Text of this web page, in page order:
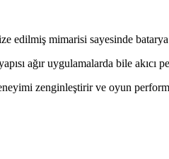
edilmiş mimarisi sayesinde batarya
ağır uygulamalarda bile akıcı
zenginleştirir ve oyun